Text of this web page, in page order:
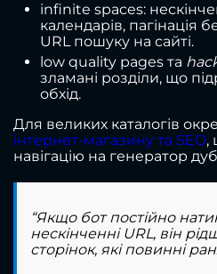
infinite spaces:
календарів, пагінація
URL пошуку на сайті.
low quality pages та
зламані розділи, що
обхід.
Для великих каталогів
інтернет-магазину та SEO,
навігацію на генератор
“Якщо бот постійно
нескінченні URL, він
сторінок, які повинні